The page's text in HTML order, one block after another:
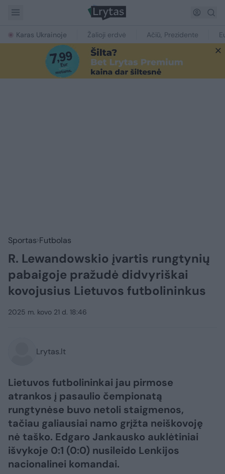
Karas Ukrainoje Žalioji erdvė Ačiū, Prezidente
Sportas Futbolas
R. Lewandowskio įvartis rungtynių
pabaigoje pražudė didvyriškai
kovojusius Lietuvos futbolininkus
2025 m. kovo 21 d. 18:46
Lrytas.lt
Lietuvos futbolininkai jau pirmose
atrankos į pasaulio čempionatą
rungtynėse buvo netoli staigmenos,
tačiau galiausiai namo grįžta neiškovoję
nė taško. Edgaro Jankausko auklėtiniai
išvykoje 0:1 (0:0) nusileido Lenkijos
nacionalinei komandai.